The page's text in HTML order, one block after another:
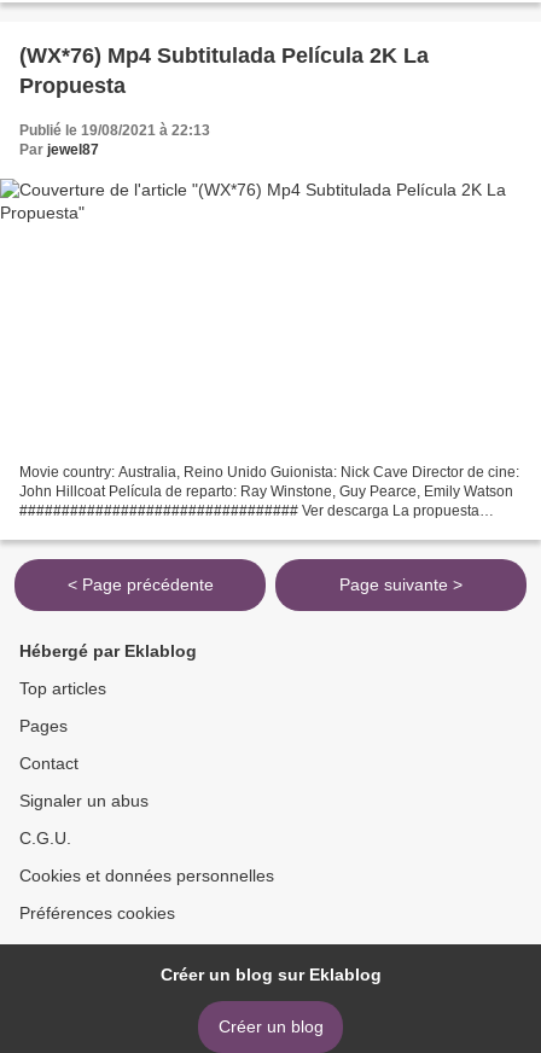
(WX*76) Mp4 Subtitulada Película 2K La
Propuesta
Publié le 19/08/2021 à 22:13
Par jewel87
Movie country: Australia, Reino Unido Guionista: Nick Cave Director de cine:
John Hillcoat Película de reparto: Ray Winstone, Guy Pearce, Emily Watson
################################# Ver descarga La propuesta
< Page précédente Page suivante >
Hébergé par Eklablog
Top articles
Pages
Contact
Signaler un abus
C.G.U.
Cookies et données personnelles
Préférences cookies
Créer un blog sur Eklablog
Créer un blog